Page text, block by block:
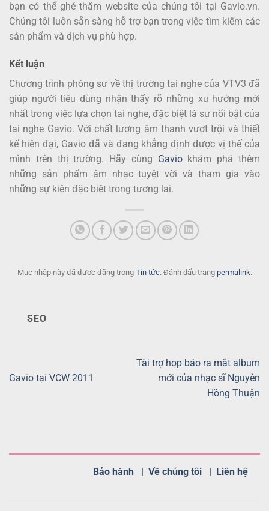
bạn có thể ghé thăm website của chúng tôi tại Gavio.vn.
Chúng tôi luôn sẵn sàng hỗ trợ bạn trong việc tìm kiếm các
sản phẩm và dịch vụ phù hợp.
Kết luận
Chương trình phóng sự về thị trường tai nghe của VTV3 đã
giúp người tiêu dùng nhận thấy rõ những xu hướng mới
nhất trong việc lựa chọn tai nghe, đặc biệt là sự nổi bật của
tai nghe Gavio. Với chất lượng âm thanh vượt trội và thiết
kế hiện đại, Gavio đã và đang khẳng định được vị thế của
mình trên thị trường. Hãy cùng Gaviokhám phá thêm
những sản phẩm âm nhạc tuyệt vời và tham gia vào
những sự kiện đặc biệt trong tương lai.
Mục nhập này đã được đăng trong Tin tức. Đánh dấu trang permalink.
SEO
Gavio tại VCW 2011
Tài trợ họp báo ra mắt album
mới của nhạc sĩ Nguyễn
Hồng Thuận
Bảo hành | Về chúng tôi | Liên hệ